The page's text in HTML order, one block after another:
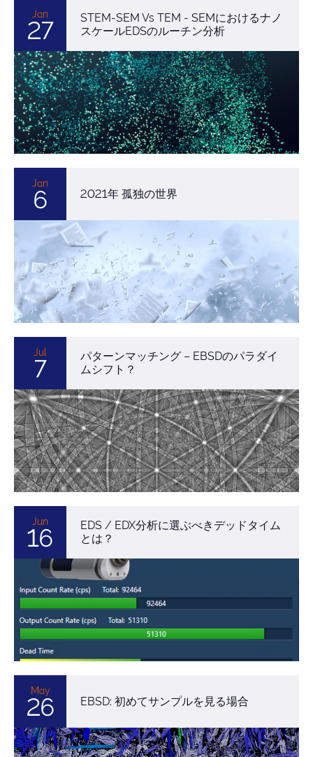
Jan
27
STEM-SEM Vs TEM - SEMにおけるナノ
スケールEDSのルーチン分析
Jan
6 2021年 孤独の世界
Jul
7
パターンマッチング – EBSDのパラダイ
ムシフト？
Jun
16
EDS / EDX分析に選ぶべきデッドタイム
とは？
May
26 EBSD: 初めてサンプルを見る場合